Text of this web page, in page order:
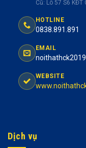
Cũ: Lô 57 S6
HOTLINE
0838.891.891
EMAIL
WEBSITE
Dịch vụ